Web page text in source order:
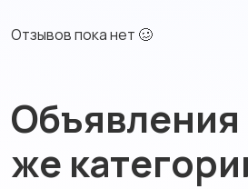
Отзывов пока нет 🥴
Объявления
же